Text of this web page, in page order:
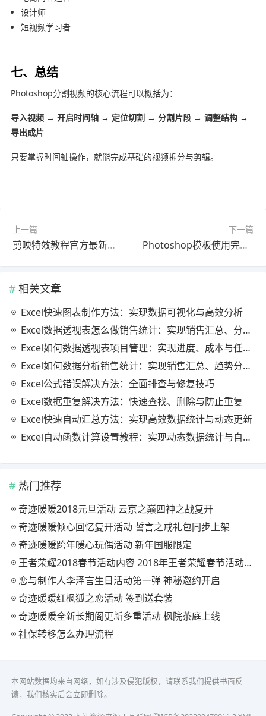
设计师
短视频学习者
七、总结
Photoshop分割视频的核心流程可以概括为：
导入视频 → 开启时间轴 → 定位切割 → 分割片段 → 调整结构 →
导出成片
只要掌握时间轴操作，就能完成基础的视频拆分与剪辑。
上一篇
剪映特效教程官方最新版零基础入门
下一篇
Photoshop模板使用完整指南2025最新版常见问题解决
相关文章
Excel快速图表制作方法：实现数据可视化与高效分析
Excel数据透视表怎么做销售统计：实现销售汇总、分析与动态监控
Excel如何数据透视表项目管理：实现进度、成本与任务的高效分析
Excel如何数据分析销售统计：实现销售汇总、趋势分析与业绩优化
Excel公式错误解决方法：全面排查与修复技巧
Excel数据重复解决方法：快速查找、删除与防止重复
Excel快速自动汇总方法：实现高效数据统计与动态更新
Excel自动函数计算设置教程：实现动态数据统计与自动更新
热门推荐
奇迹暖暖2018元旦活动 云京之巅四神之战复开
奇迹暖暖倾心回忆复开活动 誓言之戒礼包同步上架
奇迹暖暖跨年暖心玩偶活动 新年国服限定
王者荣耀2018春节活动内容 2018年王者荣耀春节活动大全
恋与制作人李泽言生日活动第一弹 神秘邀约开启
奇迹暖暖红枫狐之恋活动 签到送套装
奇迹暖暖全新长期阁更新多重活动 枫院茶庭上线
社保转移怎么办理流程
本网站数据均来自网络，如有涉及侵犯版权，请联系我们提供书面反
馈，我们核实后会立即删除。